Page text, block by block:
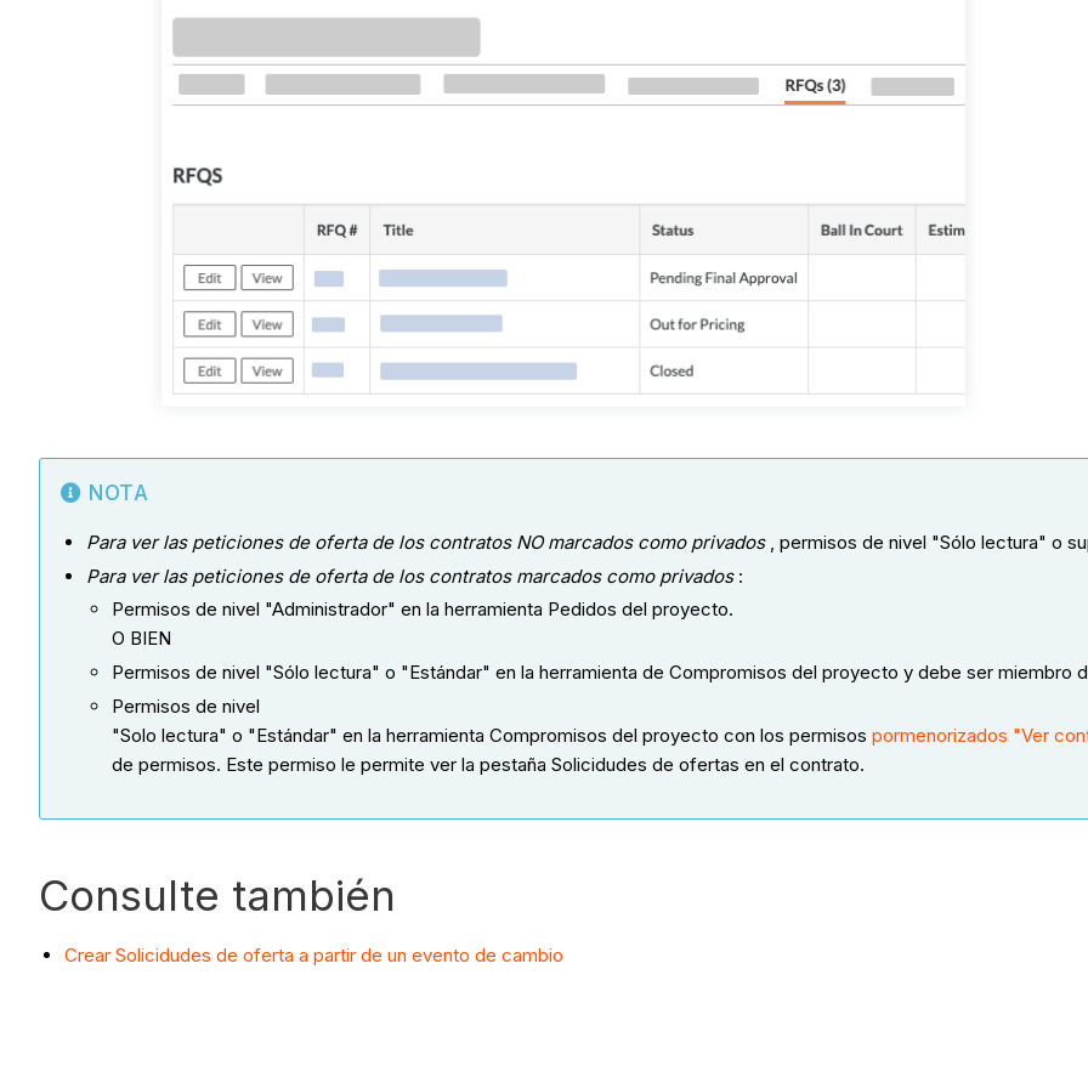
NOTA
Para ver las peticiones de oferta de los contratos NO marcados como privados, permisos de nivel "Sólo lectura" o
Para ver las peticiones de oferta de los contratos marcados como privados:
Permisos de nivel "Administrador" en la herramienta Pedidos del proyecto.
O BIEN
Permisos de nivel "Sólo lectura" o "Estándar" en la herramienta de Compromisos del proyecto y debe ser miembro
Permisos de nivel
"Solo lectura" o "Estándar" en la herramienta Compromisos del proyecto con los permisos pormenorizados "Ver
de permisos. Este permiso le permite ver la pestaña Solicidudes de ofertas en el contrato.
Consulte también
Crear Solicidudes de oferta a partir de un evento de cambio